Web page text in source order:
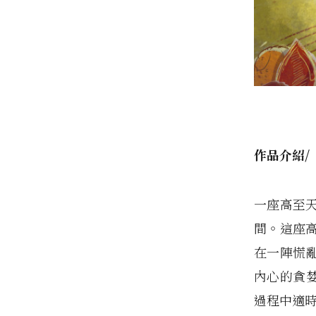
作品介紹/
一座高至
間。這座
在一陣慌
內心的貪
過程中適